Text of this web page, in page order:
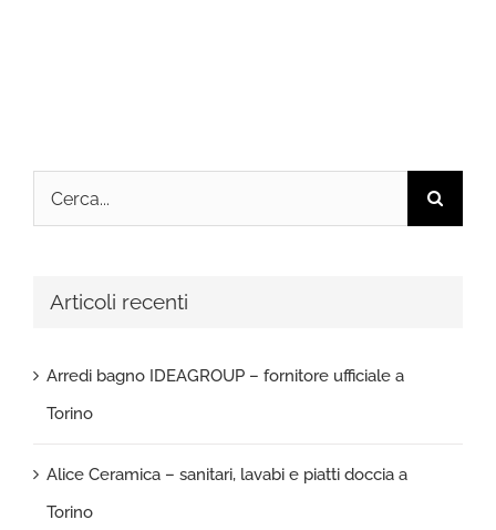
Cerca
per:
Articoli recenti
Arredi bagno IDEAGROUP – fornitore ufficiale a
Torino
Alice Ceramica – sanitari, lavabi e piatti doccia a
Torino